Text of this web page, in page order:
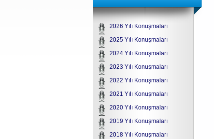
2026 Yılı Konuşmaları
2025 Yılı Konuşmaları
2024 Yılı Konuşmaları
2023 Yılı Konuşmaları
2022 Yılı Konuşmaları
2021 Yılı Konuşmaları
2020 Yılı Konuşmaları
2019 Yılı Konuşmaları
2018 Yılı Konuşmaları